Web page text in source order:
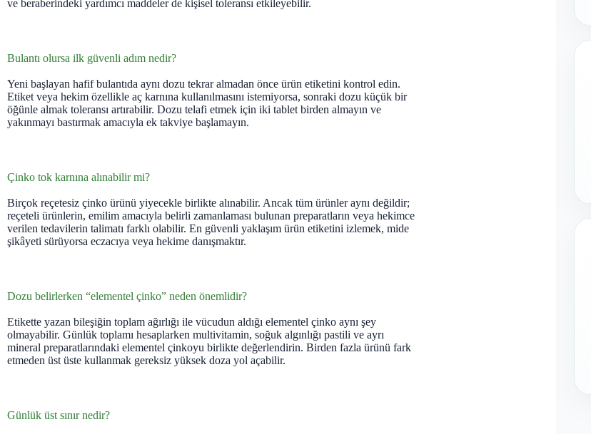
ve beraberindeki yardımcı maddeler de kişisel toleransı etkileyebilir.
Bulantı olursa ilk güvenli adım nedir?
Yeni başlayan hafif bulantıda aynı dozu tekrar almadan önce ürün etiketini kontrol edin.
Etiket veya hekim özellikle aç karnına kullanılmasını istemiyorsa, sonraki dozu küçük bir
öğünle almak toleransı artırabilir. Dozu telafi etmek için iki tablet birden almayın ve
yakınmayı bastırmak amacıyla ek takviye başlamayın.
Çinko tok karnına alınabilir mi?
Birçok reçetesiz çinko ürünü yiyecekle birlikte alınabilir. Ancak tüm ürünler aynı değildir;
reçeteli ürünlerin, emilim amacıyla belirli zamanlaması bulunan preparatların veya hekimce
verilen tedavilerin talimatı farklı olabilir. En güvenli yaklaşım ürün etiketini izlemek, mide
şikâyeti sürüyorsa eczacıya veya hekime danışmaktır.
Dozu belirlerken “elementel çinko” neden önemlidir?
Etikette yazan bileşiğin toplam ağırlığı ile vücudun aldığı elementel çinko aynı şey
olmayabilir. Günlük toplamı hesaplarken multivitamin, soğuk algınlığı pastili ve ayrı
mineral preparatlarındaki elementel çinkoyu birlikte değerlendirin. Birden fazla ürünü fark
etmeden üst üste kullanmak gereksiz yüksek doza yol açabilir.
Günlük üst sınır nedir?